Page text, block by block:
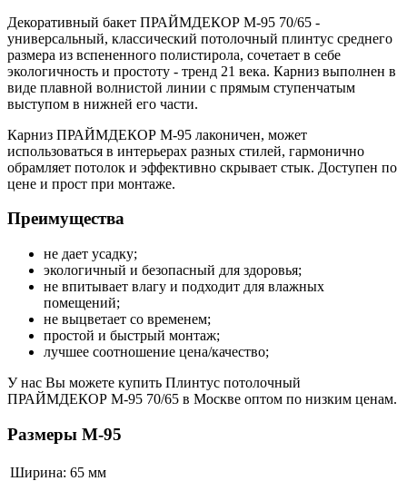
Декоративный бакет ПРАЙМДЕКОР M-95 70/65 -
универсальный, классический потолочный плинтус среднего
размера из вспененного полистирола, сочетает в себе
экологичность и простоту - тренд 21 века. Карниз выполнен в
виде плавной волнистой линии с прямым ступенчатым
выступом в нижней его части.
Карниз ПРАЙМДЕКОР M-95 лаконичен, может
использоваться в интерьерах разных стилей, гармонично
обрамляет потолок и эффективно скрывает стык. Доступен по
цене и прост при монтаже.
Преимущества
не дает усадку;
экологичный и безопасный для здоровья;
не впитывает влагу и подходит для влажных
помещений;
не выцветает со временем;
простой и быстрый монтаж;
лучшее соотношение цена/качество;
У нас Вы можете купить Плинтус потолочный
ПРАЙМДЕКОР M-95 70/65 в Москве оптом по низким ценам.
Размеры M-95
Ширина: 65 мм